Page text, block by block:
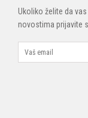
Ukoliko želite da
novostima prijavite